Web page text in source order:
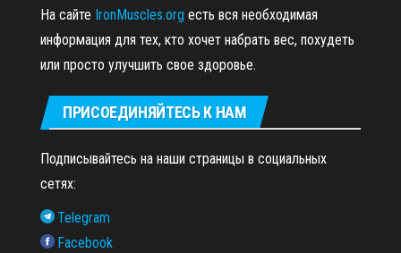
На сайте IronMuscles.org есть вся необходимая
информация для тех, кто хочет набрать вес, похудеть
или просто улучшить свое здоровье.
ПРИСОЕДИНЯЙТЕСЬ К НАМ
Подписывайтесь на наши страницы в социальных
сетях:
Telegram
Facebook